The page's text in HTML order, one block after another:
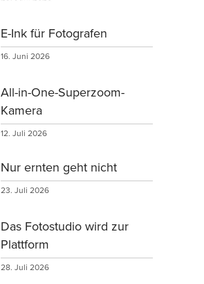
E-Ink für Fotografen
16. Juni 2026
All-in-One-Superzoom-
Kamera
12. Juli 2026
Nur ernten geht nicht
23. Juli 2026
Das Fotostudio wird zur
Plattform
28. Juli 2026